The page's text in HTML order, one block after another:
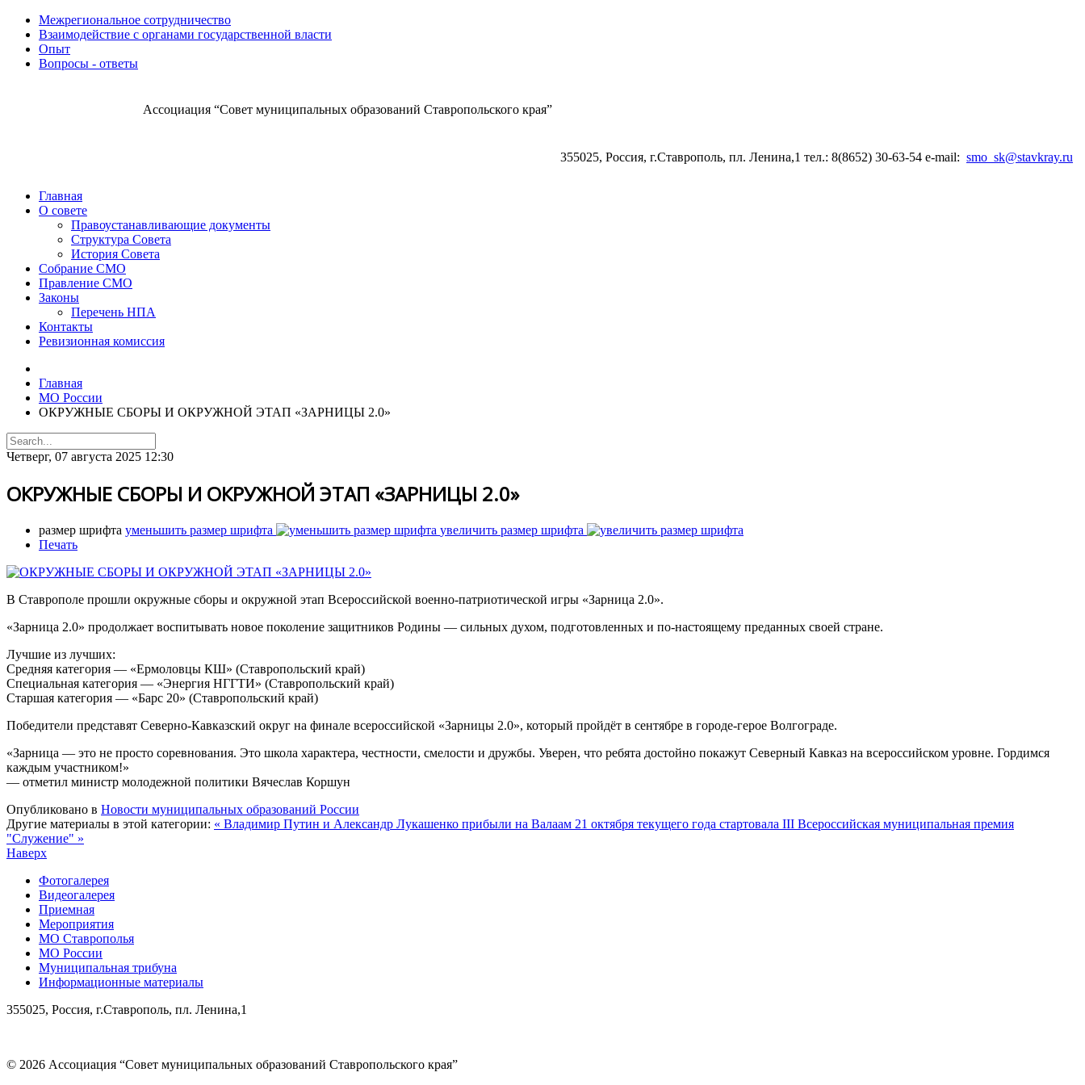
Межрегиональное сотрудничество
Взаимодействие с органами государственной власти
Опыт
Вопросы - ответы
Ассоциация “Совет муниципальных образований Ставропольского края”
355025, Россия, г.Ставрополь, пл. Ленина,1 тел.: 8(8652) 30-63-54 е-mail: smo_sk@stavkray.ru
Главная
О совете
Правоустанавливающие документы
Структура Совета
История Совета
Собрание СМО
Правление СМО
Законы
Перечень НПА
Контакты
Ревизионная комиссия
Главная
МО России
ОКРУЖНЫЕ СБОРЫ И ОКРУЖНОЙ ЭТАП «ЗАРНИЦЫ 2.0»
Четверг, 07 августа 2025 12:30
ОКРУЖНЫЕ СБОРЫ И ОКРУЖНОЙ ЭТАП «ЗАРНИЦЫ 2.0»
размер шрифта уменьшить размер шрифта
увеличить размер шрифта
Печать
В Ставрополе прошли окружные сборы и окружной этап Всероссийской военно-патриотической игры «Зарница 2.0».
«Зарница 2.0» продолжает воспитывать новое поколение защитников Родины — сильных духом, подготовленных и по-настоящему преданных своей стране.
Лучшие из лучших:
Средняя категория — «Ермоловцы КШ» (Ставропольский край)
Специальная категория — «Энергия НГГТИ» (Ставропольский край)
Старшая категория — «Барс 20» (Ставропольский край)
Победители представят Северно-Кавказский округ на финале всероссийской «Зарницы 2.0», который пройдёт в сентябре в городе-герое Волгограде.
«Зарница — это не просто соревнования. Это школа характера, честности, смелости и дружбы. Уверен, что ребята достойно покажут Северный Кавказ на всероссийском уровне. Гордимся
каждым участником!»
— отметил министр молодежной политики Вячеслав Коршун
Опубликовано в Новости муниципальных образований России
Другие материалы в этой категории: « Владимир Путин и Александр Лукашенко прибыли на Валаам 21 октября текущего года стартовала III Всероссийская муниципальная премия
"Служение" »
Наверх
Фотогалерея
Видеогалерея
Приемная
Мероприятия
МО Ставрополья
МО России
Муниципальная трибуна
Информационные материалы
355025, Россия, г.Ставрополь, пл. Ленина,1
© 2026 Ассоциация “Совет муниципальных образований Ставропольского края”